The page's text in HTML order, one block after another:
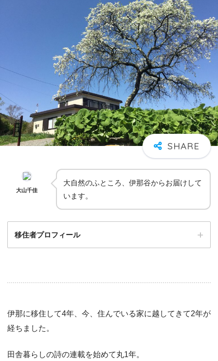
大山千佳
大自然のふところ、伊那谷からお届けして
います。
移住者プロフィール
伊那に移住して4年、今、住んでいる家に越してきて2年が
経ちました。
田舎暮らしの詩の連載を始めて丸1年。